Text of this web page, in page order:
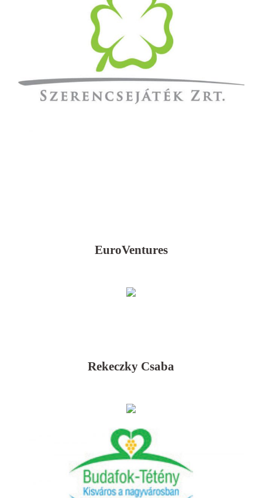
EuroVentures
Rekeczky Csaba